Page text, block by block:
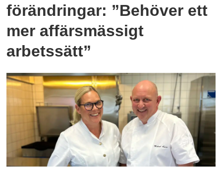
förändringar: ”Behöver ett
mer affärsmässigt
arbetssätt”